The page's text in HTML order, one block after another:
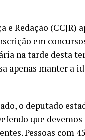
e Redação
em
na tarde desta
apenas manter a
o deputado
que
Pessoas com